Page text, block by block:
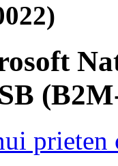
prieten